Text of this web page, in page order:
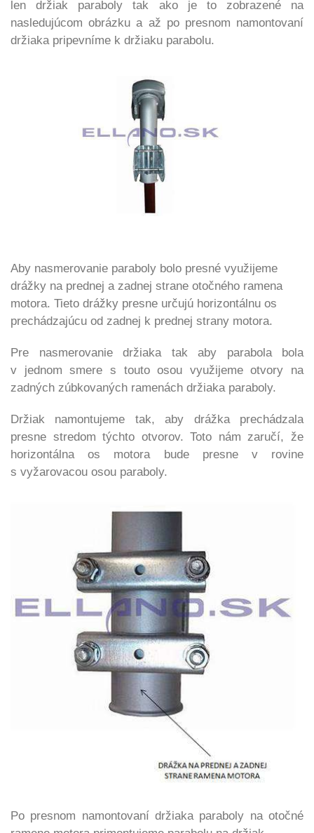
len držiak paraboly tak ako je to zobrazené na
nasledujúcom obrázku a až po presnom namontovaní
držiaka pripevníme k držiaku parabolu.
Aby nasmerovanie paraboly bolo presné využijeme
drážky na prednej a zadnej strane otočného ramena
motora. Tieto drážky presne určujú horizontálnu os
prechádzajúcu od zadnej k prednej strany motora.
Pre nasmerovanie držiaka tak aby parabola bola
v jednom smere s touto osou využijeme otvory na
zadných zúbkovaných ramenách držiaka paraboly.
Držiak namontujeme tak, aby drážka prechádzala
presne stredom týchto otvorov. Toto nám zaručí, že
horizontálna os motora bude presne v rovine
s vyžarovacou osou paraboly.
Po presnom namontovaní držiaka paraboly na otočné